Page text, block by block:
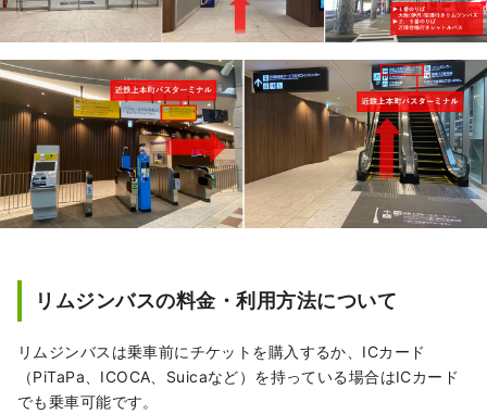
リムジンバスの料金・利用方法について
リムジンバスは乗車前にチケットを購入するか、ICカード
（PiTaPa、ICOCA、Suicaなど）を持っている場合はICカード
でも乗車可能です。